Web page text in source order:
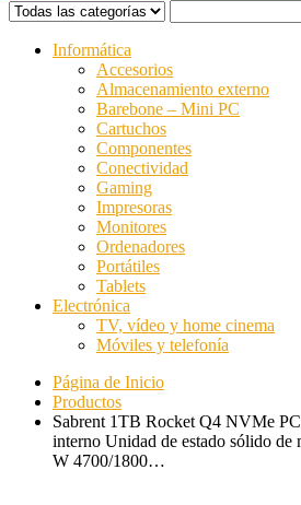
Informática
Accesorios
Almacenamiento externo
Barebone – Mini PC
Cartuchos
Componentes
Conectividad
Gaming
Impresoras
Monitores
Ordenadores
Portátiles
Tablets
Electrónica
TV, vídeo y home cinema
Móviles y telefonía
Página de Inicio
Productos
Sabrent 1TB Rocket Q4 NVMe
interno Unidad de estado sólido
W 4700/1800…